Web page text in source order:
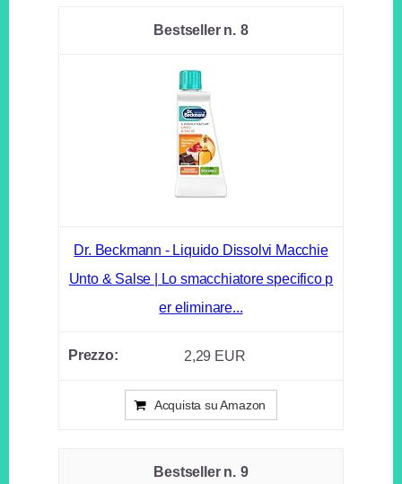
8
Dr. Beckmann - Liquido Dissolvi Macchie
Unto & Salse | Lo smacchiatore specifico p
er eliminare...
2,29 EUR
Acquista su Amazon
9